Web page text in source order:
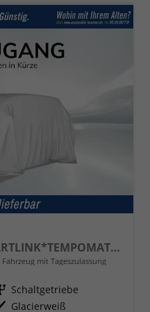
Expression TCe 130*SMARTLINK*TEMPOMAT*LED*PDC-KAMERA*SHZ*KLIMA*17-ZOLL
Fahrzeug mit Tageszulassung
Getriebe Schaltgetriebe
Außenfarbe Glacierweiß